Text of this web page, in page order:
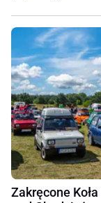
Zakręcone